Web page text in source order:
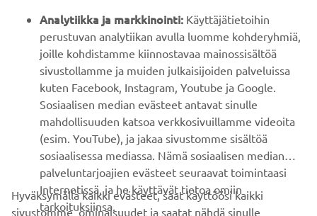
YAMAHA MUUALLA
ASIAKASTUKI
UUTISKIRJE
Ole ensimmäinen, joka kuulee uusimmista tarjouksista,
erikoistapahtumista, uusista julkaisuista ja paljon muuta...
Analytiikka ja markkinointi: Käyttäjätietoihin
perustuvan analytiikan avulla luomme kohderyhmiä,
joille kohdistamme kiinnostavaa mainossisältöä
sivustollamme ja muiden julkaisijoiden palveluissa
kuten Facebook, Instagram, Youtube ja Google.
Sosiaalisen median evästeet antavat sinulle
mahdollisuuden katsoa verkkosivuillamme videoita
(esim. YouTube), ja jakaa sivustomme sisältöä
sosiaalisessa mediassa. Nämä sosiaalisen median
palveluntarjoajien evästeet seuraavat toimintaasi
Internetissä, ja he käyttävät tietoa omiin
tarkoituksiinsa.
Hyväksymällä kaikki evästeet, saat käyttöösi kaikki
sivustomme ominaisuudet ja saatat nähdä sinulle